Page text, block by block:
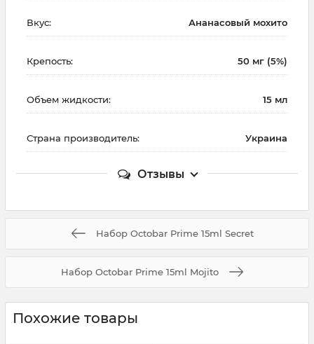
Вкус: Ананасовый мохито
Крепость: 50 мг (5%)
Объем жидкости: 15 мл
Страна производитель: Украина
Отзывы
Набор Octobar Prime 15ml Secret
Набор Octobar Prime 15ml Mojito
Похожие товары